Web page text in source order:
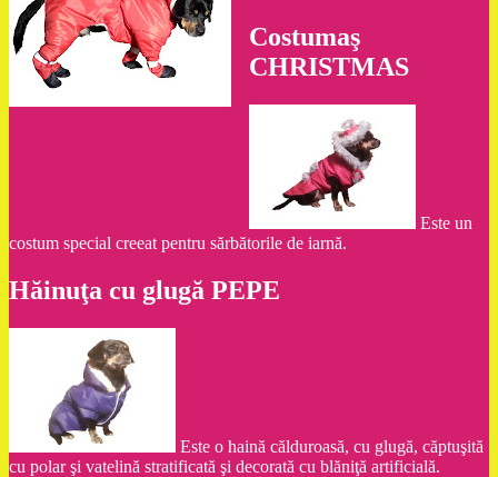
Costumaş
CHRISTMAS
Este un
costum special creeat pentru sărbătorile de iarnă.
Hăinuţa cu glugă PEPE
Este o haină călduroasă, cu glugă, căptuşită
cu polar şi vatelină stratificată şi decorată cu blăniţă artificială.